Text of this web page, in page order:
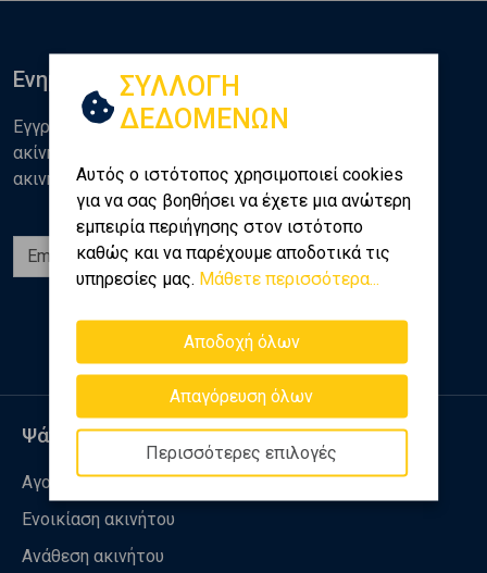
ΣΥΛΛΟΓΗ
ΔΕΔΟΜΕΝΩΝ
Αυτός ο ιστότοπος χρησιμοποιεί cookies
για να σας βοηθήσει να έχετε μια ανώτερη
εμπειρία περιήγησης στον ιστότοπο
καθώς και να παρέχουμε αποδοτικά τις
υπηρεσίες μας. Μάθετε περισσότερα...
Αποδοχή όλων
Απαγόρευση όλων
Περισσότερες επιλογές
Ενημερωθείτε
Εγγραφείτε στο newsletter της Golden Home για νέα
ακίνητα, αναλύσεις και διάφορα θέματα της αγοράς
ακινήτων
Εγγραφή
Ψάχνω για
Αγορά ακινήτου
Ενοικίαση ακινήτου
Ανάθεση ακινήτου